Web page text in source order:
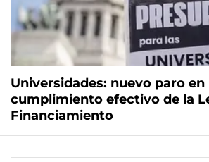
Universidades: nuevo paro
cumplimiento efectivo de la
Financiamiento